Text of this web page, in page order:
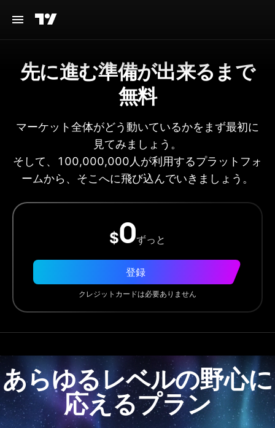
先に進む準備が出来るまで
無料
マーケット全体がどう動いているかをまず最初に
見てみましょう。
そして、100,000,000人が利用するプラットフォ
ームから、そこへに飛び込んでいきましょう。
$0ずっと
登録
クレジットカードは必要ありません
あらゆるレベルの野心に
応えるプラン